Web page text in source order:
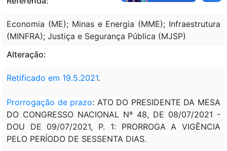
Economia (ME); Minas e Energia (MME); Infraestrutura
(MINFRA); Justiça e Segurança Pública (MJSP)
Alteração:
Retificado em 19.5.2021.
Prorrogação de prazo: ATO DO PRESIDENTE DA MESA
DO CONGRESSO NACIONAL Nº 48, DE 08/07/2021 -
DOU DE 09/07/2021, P. 1: PRORROGA A VIGÊNCIA
PELO PERÍODO DE SESSENTA DIAS.